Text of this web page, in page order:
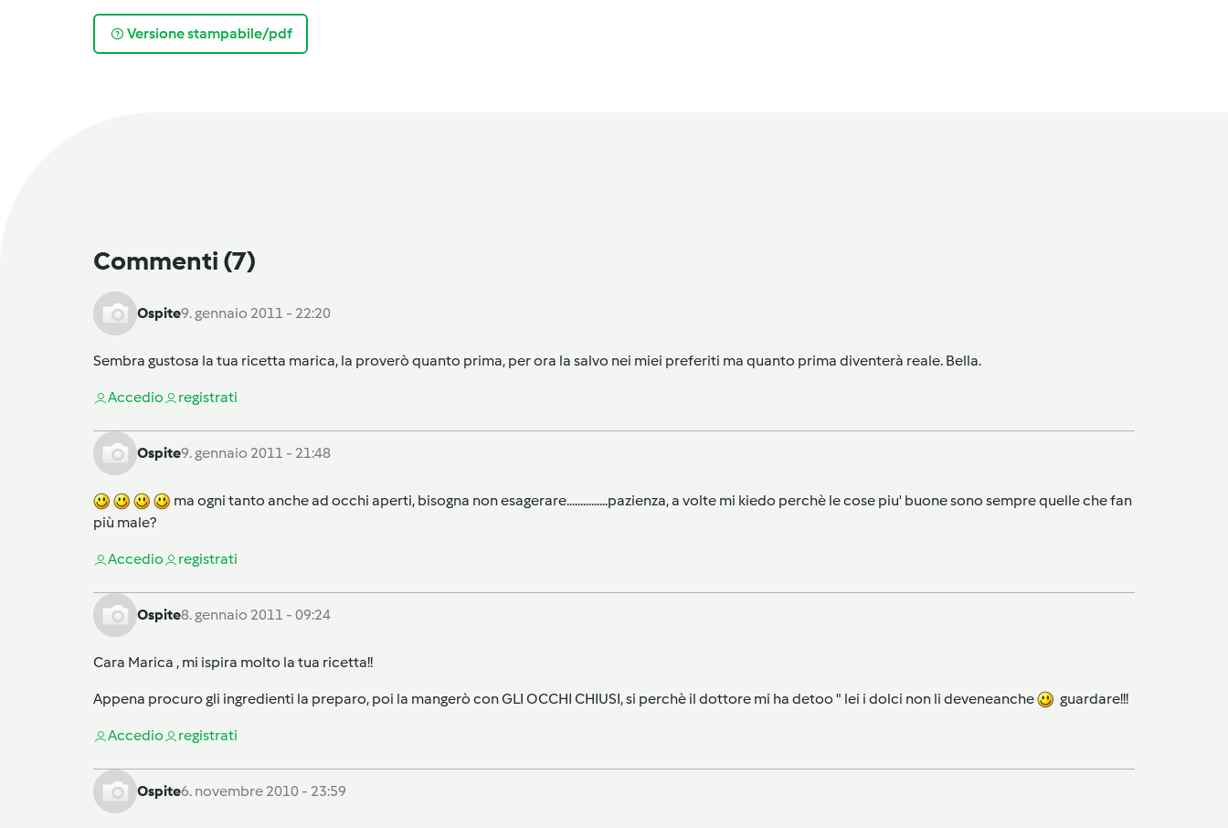
Versione stampabile/pdf
Commenti (7)
Ospite9. gennaio 2011 - 22:20
Sembra gustosa la tua ricetta marica, la proverò quanto prima, per ora la salvo nei miei preferiti ma quanto prima diventerà reale. Bella.
Accedio registrati
Ospite9. gennaio 2011 - 21:48
ma ogni tanto anche ad occhi aperti, bisogna non esagerare...............pazienza, a volte mi kiedo perchè le cose piu' buone sono sempre quelle che fan
più male?
Accedio registrati
Ospite8. gennaio 2011 - 09:24
Cara Marica , mi ispira molto la tua ricetta!!
Appena procuro gli ingredienti la preparo, poi la mangerò con GLI OCCHI CHIUSI, si perchè il dottore mi ha detoo " lei i dolci non li deveneanche guardare!!!
Accedio registrati
Ospite6. novembre 2010 - 23:59